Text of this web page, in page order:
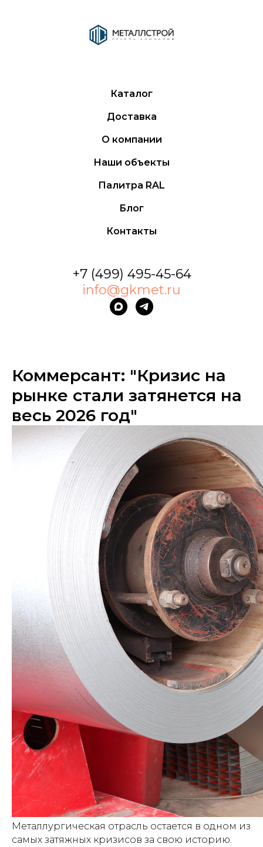
Каталог
Доставка
О компании
Наши объекты
Палитра RAL
Блог
Контакты
+7 (499) 495-45-64
info@gkmet.ru
Коммерсант: "Кризис на
рынке стали затянется на
весь 2026 год"
Металлургическая отрасль остается в одном из
самых затяжных кризисов за свою историю.